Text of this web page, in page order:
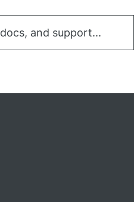
and support...